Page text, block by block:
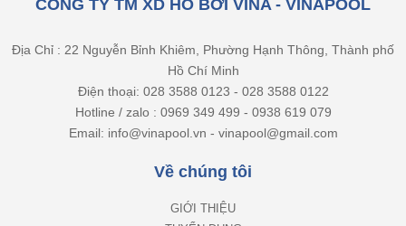
Địa Chỉ : 22 Nguyễn Bỉnh Khiêm, Phường Hạnh Thông, Thành phố
Hồ Chí Minh
Điện thoại: 028 3588 0123 - 028 3588 0122
Hotline / zalo : 0969 349 499 - 0938 619 079
Về chúng tôi